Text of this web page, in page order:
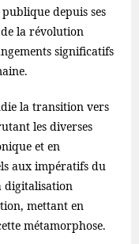
depuis ses
de la révolution
significatifs
la transition vers
les diverses
et en
aux impératifs du
digitalisation
mettant en
métamorphose.